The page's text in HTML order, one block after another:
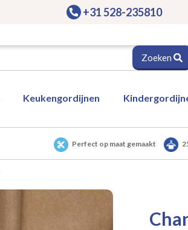
+31 528-235810
Zoeken
Keukengordijnen
Perfect op maat gemaakt